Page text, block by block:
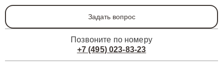
Задать вопрос
Позвоните по номеру
+7 (495) 023-83-23